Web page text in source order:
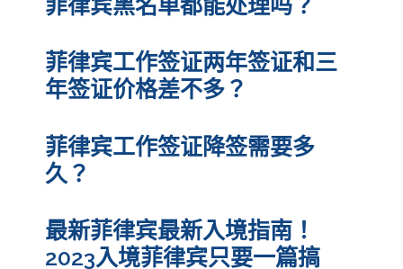
菲律宾黑名单都能处理吗？
菲律宾工作签证两年签证和三
年签证价格差不多？
菲律宾工作签证降签需要多
久？
最新菲律宾最新入境指南！
2023入境菲律宾只要一篇搞